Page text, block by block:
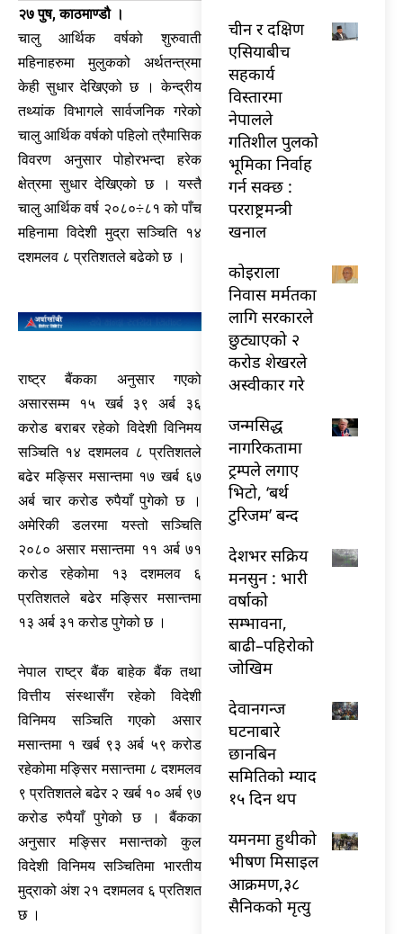
२७ पुष, काठमाण्डौ ।
चालु आर्थिक वर्षको शुरुवाती
महिनाहरुमा मुलुकको अर्थतन्त्रमा
केही सुधार देखिएको छ । केन्द्रीय
तथ्यांक विभागले सार्वजनिक गरेको
चालु आर्थिक वर्षको पहिलो त्रैमासिक
विवरण अनुसार पोहोरभन्दा हरेक
क्षेत्रमा सुधार देखिएको छ । यस्तै
चालु आर्थिक वर्ष २०८०÷८१ को पाँच
महिनामा विदेशी मुद्रा सञ्चिति १४
दशमलव ८ प्रतिशतले बढेको छ ।
राष्ट्र बैंकका अनुसार गएको
असारसम्म १५ खर्ब ३९ अर्ब ३६
करोड बराबर रहेको विदेशी विनिमय
सञ्चिति १४ दशमलव ८ प्रतिशतले
बढेर मङ्सिर मसान्तमा १७ खर्ब ६७
अर्ब चार करोड रुपैयाँ पुगेको छ ।
अमेरिकी डलरमा यस्तो सञ्चिति
२०८० असार मसान्तमा ११ अर्ब ७१
करोड रहेकोमा १३ दशमलव ६
प्रतिशतले बढेर मङ्सिर मसान्तमा
१३ अर्ब ३१ करोड पुगेको छ ।
नेपाल राष्ट्र बैंक बाहेक बैंक तथा
वित्तीय संस्थासँग रहेको विदेशी
विनिमय सञ्चिति गएको असार
मसान्तमा १ खर्ब ९३ अर्ब ५९ करोड
रहेकोमा मङ्सिर मसान्तमा ८ दशमलव
९ प्रतिशतले बढेर २ खर्ब १० अर्ब ९७
करोड रुपैयाँ पुगेको छ । बैंकका
अनुसार मङ्सिर मसान्तको कुल
विदेशी विनिमय सञ्चितिमा भारतीय
मुद्राको अंश २१ दशमलव ६ प्रतिशत
छ ।
चीन र दक्षिण
एसियाबीच
सहकार्य
विस्तारमा
नेपालले
गतिशील पुलको
भूमिका निर्वाह
गर्न सक्छ :
परराष्ट्रमन्त्री
खनाल
कोइराला
निवास मर्मतका
लागि सरकारले
छुट्याएको २
करोड शेखरले
अस्वीकार गरे
जन्मसिद्ध
नागरिकतामा
ट्रम्पले लगाए
भिटो, ‘बर्थ
टुरिजम’ बन्द
देशभर सक्रिय
मनसुन : भारी
वर्षाको
सम्भावना,
बाढी–पहिरोको
जोखिम
देवानगन्ज
घटनाबारे
छानबिन
समितिको म्याद
१५ दिन थप
यमनमा हुथीको
भीषण मिसाइल
आक्रमण,३८
सैनिकको मृत्यु